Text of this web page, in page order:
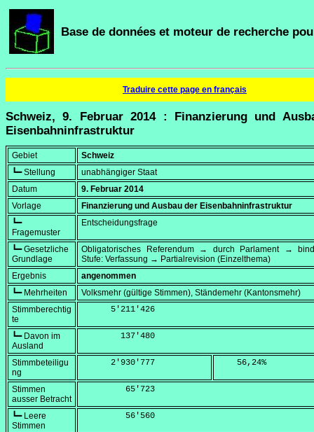
Base de données et moteur de recherche
Traduire cette page en français
Schweiz, 9. Februar 2014 : Finanzierung und
Eisenbahninfrastruktur
Gebiet
Schweiz
┗━ Stellung
unabhängiger Staat
Datum
9. Februar 2014
Vorlage
Finanzierung und Ausbau der Eisenbahninfrastruktur
┗━
Fragemuster
Entscheidungsfrage
┗━ Gesetzliche
Grundlage
Obligatorisches Referendum → durch Parlament →
Stufe: Verfassung → Partialrevision (Einzelthema)
Ergebnis
angenommen
┗━ Mehrheiten
Volksmehr (gültige Stimmen), Ständemehr (Kantonsmehr)
Stimmberechtig
te
      5'211'426
┗━ Davon im
Ausland
        137'480
Stimmbeteiligu
ng
      2'930'777
    56,24
%
Stimmen
ausser Betracht
         65'723
┗━ Leere
Stimmen
         56'560